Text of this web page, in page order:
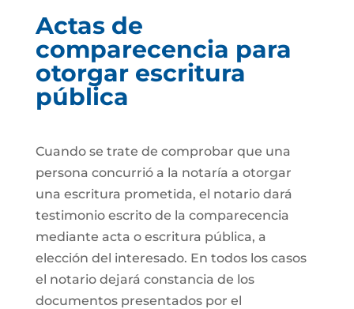
Actas de
comparecencia para
otorgar escritura
pública
Cuando se trate de comprobar que una
persona concurrió a la notaría a otorgar
una escritura prometida, el notario dará
testimonio escrito de la comparecencia
mediante acta o escritura pública, a
elección del interesado. En todos los casos
el notario dejará constancia de los
documentos presentados por el